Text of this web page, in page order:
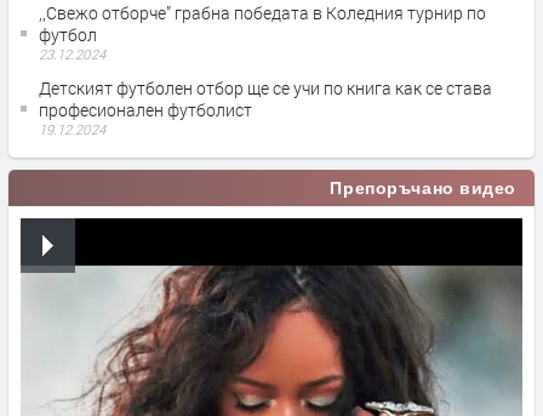
,,Свежо отборче” грабна победата в Коледния турнир по
футбол
23.12.2024
Детският футболен отбор ще се учи по книга как се става
професионален футболист
19.12.2024
Препоръчано видео